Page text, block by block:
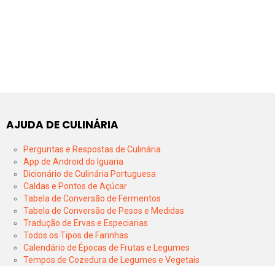
AJUDA DE CULINÁRIA
Perguntas e Respostas de Culinária
App de Android do Iguaria
Dicionário de Culinária Portuguesa
Caldas e Pontos de Açúcar
Tabela de Conversão de Fermentos
Tabela de Conversão de Pesos e Medidas
Tradução de Ervas e Especiarias
Todos os Tipos de Farinhas
Calendário de Épocas de Frutas e Legumes
Tempos de Cozedura de Legumes e Vegetais